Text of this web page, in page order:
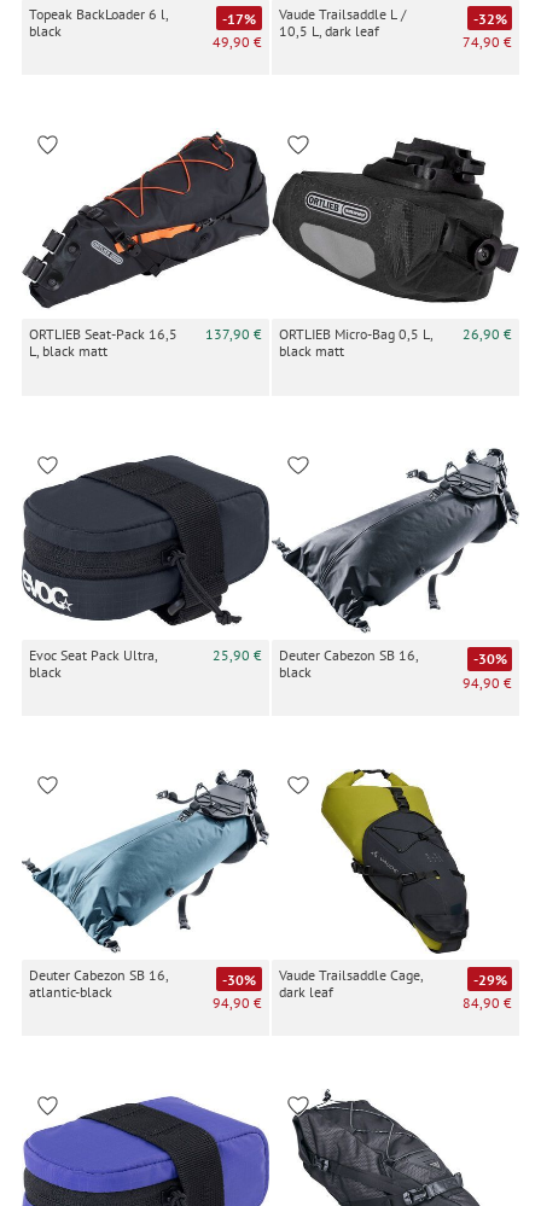
Topeak BackLoader 6 l,
black
-17%
49,90 €
Vaude Trailsaddle L /
10,5 L, dark leaf
-32%
74,90 €
ORTLIEB Seat-Pack 16,5
L, black matt
137,90 €
ORTLIEB Micro-Bag 0,5 L,
black matt
26,90 €
Evoc Seat Pack Ultra,
black
25,90 €
Deuter Cabezon SB 16,
black
-30%
94,90 €
Deuter Cabezon SB 16,
atlantic-black
-30%
94,90 €
Vaude Trailsaddle Cage,
dark leaf
-29%
84,90 €